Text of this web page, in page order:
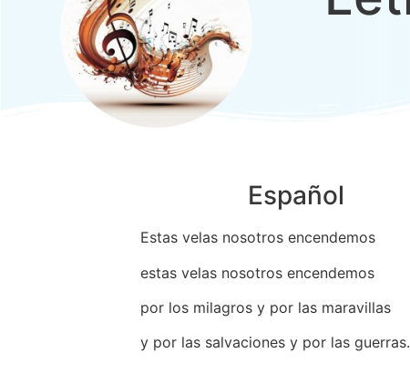
Español
Estas velas nosotros encendemos
estas velas nosotros encendemos
por los milagros y por las maravillas
y por las salvaciones y por las guerras.